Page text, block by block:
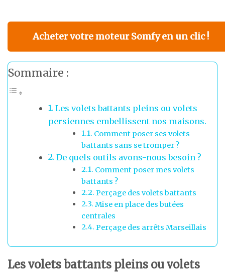
Acheter votre moteur Somfy en un clic !
Sommaire :
Les volets battants pleins ou volets
persiennes embellissent nos maisons.
Comment poser ses volets
battants sans se tromper ?
De quels outils avons-nous besoin ?
Comment poser mes volets
battants ?
Perçage des volets battants
Mise en place des butées
centrales
Perçage des arrêts Marseillais
Les volets battants pleins ou volets